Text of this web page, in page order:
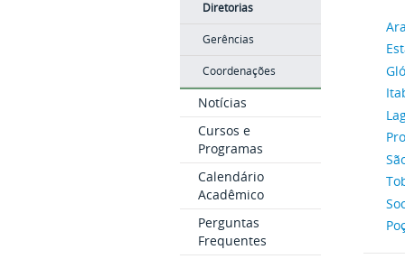
Diretorias
Gerências
Coordenações
Notícias
Cursos e
Programas
Calendário
Acadêmico
Perguntas
Frequentes